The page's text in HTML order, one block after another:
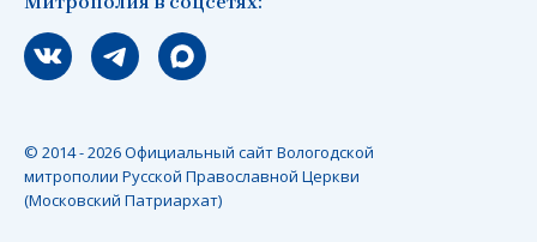
Мы вконтакте
Мы в telegram
Мы в Макс
© 2014 - 2026 Официальный сайт Вологодской
митрополии Русской Православной Церкви
(Московский Патриархат)